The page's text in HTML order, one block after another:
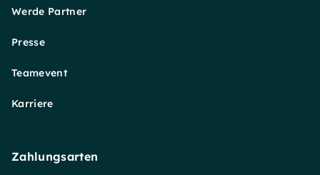
Werde Partner
Presse
Teamevent
Karriere
Zahlungsarten